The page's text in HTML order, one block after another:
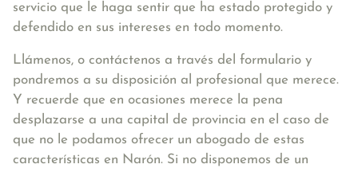
servicio que le haga sentir que ha estado protegido y
defendido en sus intereses en todo momento.
Llámenos, o contáctenos a través del formulario y
pondremos a su disposición al profesional que merece.
Y recuerde que en ocasiones merece la pena
desplazarse a una capital de provincia en el caso de
que no le podamos ofrecer un abogado de estas
características en Narón. Si no disponemos de un